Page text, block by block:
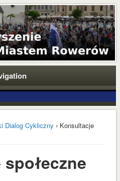
Kraków
Rowerów
jest odpowiedzią społeczności
komunikacyjne miasta, brak
odpowiedniej infrastruktury oraz
to zrównoważony i bezpieczny transport
dla mieszkańców, turystów i lokalnego
Dialog Cykliczny › Konsultacje